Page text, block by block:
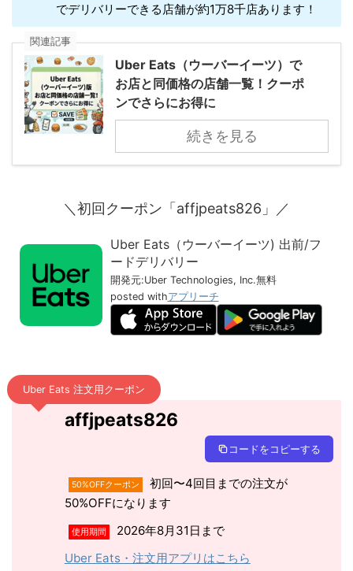
でデリバリーできる店舗が約1万8千店あります！
関連記事
Uber Eats（ウーバーイーツ）で
お店と同価格の店舗一覧！クーポ
ンでさらにお得に
続きを見る
＼初回クーポン「affjpeats826」／
Uber Eats（ウーバーイーツ) 出前/フ
ードデリバリー
開発元:Uber Technologies, Inc.無料
posted withアプリーチ
Uber Eats 注文用クーポン
affjpeats826
コードをコピーする
50%OFFクーポン
初回〜4回目までの注文が
50%OFFになります
使用期間
2026年8月31日まで
Uber Eats・注文用アプリはこちら